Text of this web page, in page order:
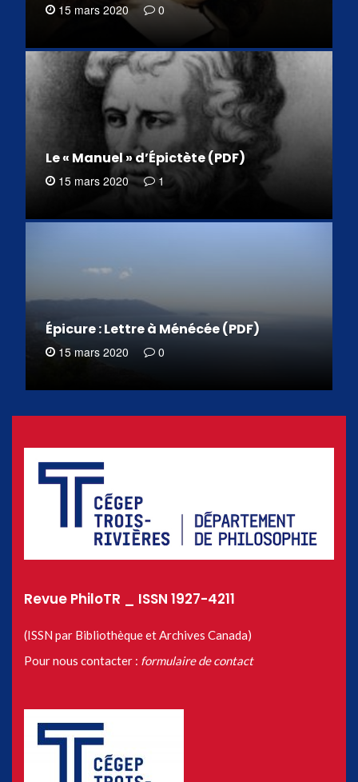
15 mars 2020 0
Le « Manuel » d’Épictète (PDF)
15 mars 2020 1
Épicure : Lettre à Ménécée (PDF)
15 mars 2020 0
Revue PhiloTR _ ISSN 1927-4211
(ISSN par Bibliothèque et Archives Canada)
Pour nous contacter : formulaire de contact